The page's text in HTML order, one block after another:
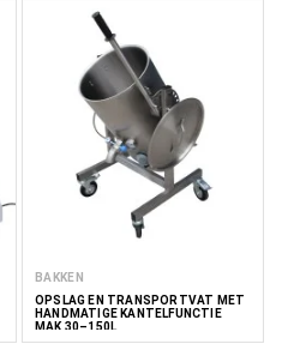
BAKKEN
OPSLAG EN TRANSPORTVAT MET
HANDMATIGE KANTELFUNCTIE
MAK 30–150L